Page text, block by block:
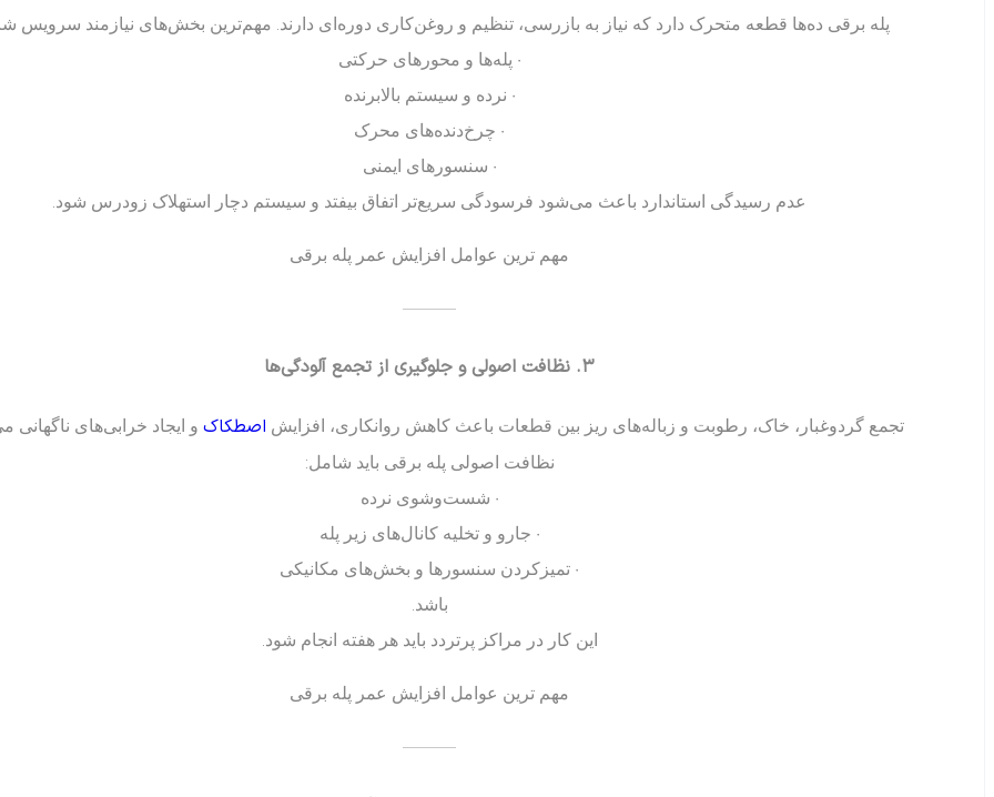
پله برقی ده‌ها قطعه متحرک دارد که نیاز به بازرسی، تنظیم و روغن‌کاری دوره‌ای دارند. مهم‌ترین بخش‌های نیازمند سرویس
• پله‌ها و محورهای حرکتی
• نرده و سیستم بالابرنده
• چرخ‌دنده‌های محرک
• سنسورهای ایمنی
عدم رسیدگی استاندارد باعث می‌شود فرسودگی سریع‌تر اتفاق بیفتد و سیستم دچار استهلاک زودرس شود.
مهم ترین عوامل افزایش عمر پله برقی
———
۳. نظافت اصولی و جلوگیری از تجمع آلودگی‌ها
تجمع گردوغبار، خاک، رطوبت و زباله‌های ریز بین قطعات باعث کاهش روانکاری، افزایش اصطکاک و ایجاد خرابی‌های ناگهانی
نظافت اصولی پله برقی باید شامل:
• شست‌وشوی نرده
• جارو و تخلیه کانال‌های زیر پله
• تمیزکردن سنسورها و بخش‌های مکانیکی
باشد.
این کار در مراکز پرتردد باید هر هفته انجام شود.
مهم ترین عوامل افزایش عمر پله برقی
———